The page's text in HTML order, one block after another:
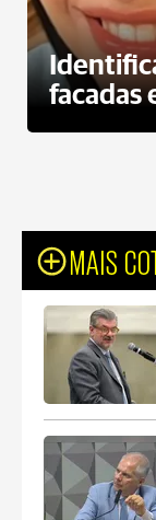
facadas
MAIS